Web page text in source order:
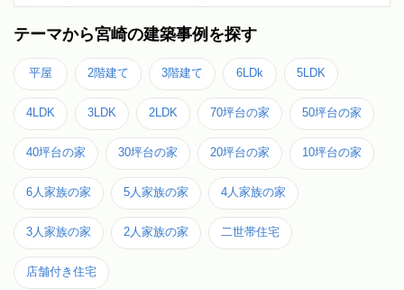
テーマから宮崎の建築事例を探す
平屋 2階建て 3階建て 6LDk 5LDK
4LDK 3LDK 2LDK 70坪台の家 50坪台の家
40坪台の家 30坪台の家 20坪台の家 10坪台の家
6人家族の家 5人家族の家 4人家族の家
3人家族の家 2人家族の家 二世帯住宅
店舗付き住宅